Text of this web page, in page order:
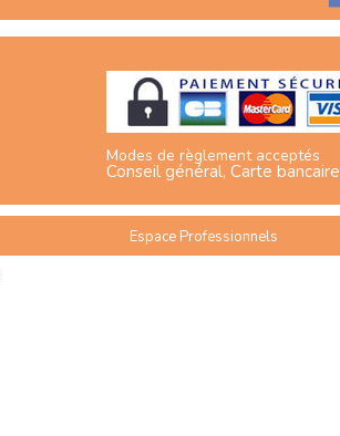
Modes de règlement acceptés
Conseil général, Carte bancaire
Espace Professionnels